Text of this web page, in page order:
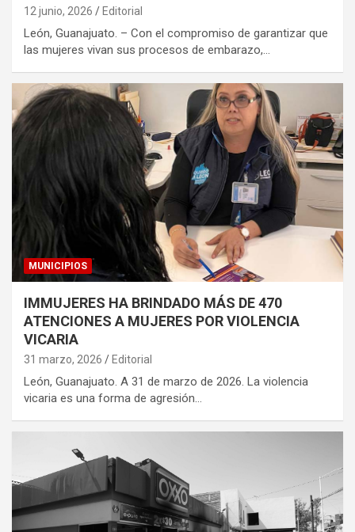
12 junio, 2026 Editorial
León, Guanajuato. – Con el compromiso de garantizar que
las mujeres vivan sus procesos de embarazo,…
MUNICIPIOS
IMMUJERES HA BRINDADO MÁS DE 470
ATENCIONES A MUJERES POR VIOLENCIA
VICARIA
31 marzo, 2026 Editorial
León, Guanajuato. A 31 de marzo de 2026. La violencia
vicaria es una forma de agresión…